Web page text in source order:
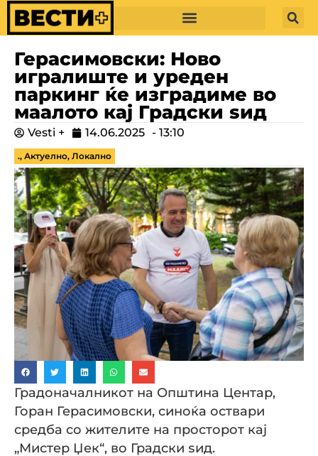
Герасимовски: Ново
игралиште и уреден
паркинг ќе изградиме во
маалото кај Градски ѕид
Vesti + 14.06.2025 - 13:10
., Актуелно, Локално
Градоначалникот на Општина Центар,
Горан Герасимовски, синоќа оствари
средба со жителите на просторот кај
„Мистер Џек“, во Градски ѕид.